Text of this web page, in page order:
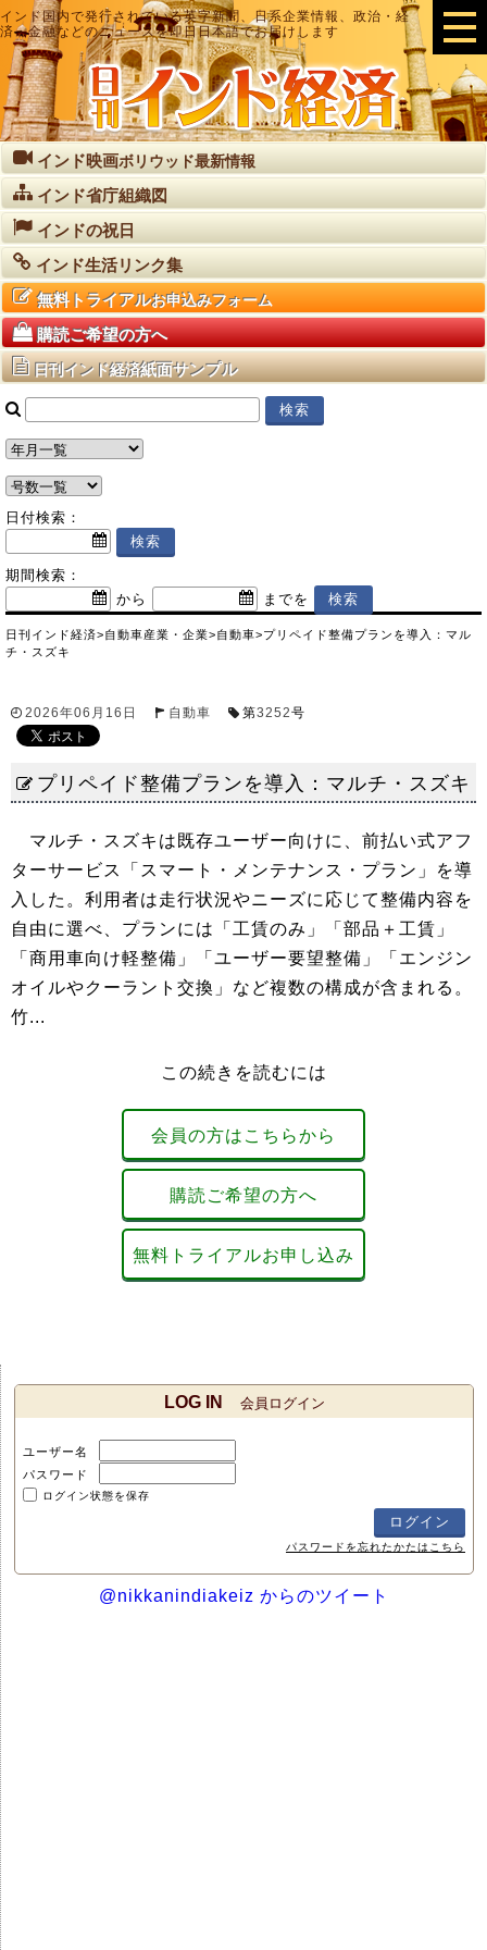
インド国内で発行されている英字新聞、日系企業情報、政治・経
済・金融などのニュースを即日日本語でお届けします
インド映画ボリウッド最新情報
インド省庁組織図
インドの祝日
インド生活リンク集
無料トライアルお申込みフォーム
購読ご希望の方へ
日刊インド経済紙面サンプル
日付検索：
期間検索：
から
までを
日刊インド経済>自動車産業・企業>自動車>プリペイド整備プランを導入：マル
チ・スズキ
2026年06月16日 自動車 第3252号
プリペイド整備プランを導入：マルチ・スズキ
マルチ・スズキは既存ユーザー向けに、前払い式アフ
ターサービス「スマート・メンテナンス・プラン」を導
入した。利用者は走行状況やニーズに応じて整備内容を
自由に選べ、プランには「工賃のみ」「部品＋工賃」
「商用車向け軽整備」「ユーザー要望整備」「エンジン
オイルやクーラント交換」など複数の構成が含まれる。
竹...
この続きを読むには
会員の方はこちらから
購読ご希望の方へ
無料トライアルお申し込み
LOG IN 会員ログイン
ユーザー名
パスワード
ログイン状態を保存
パスワードを忘れたかたはこちら
@nikkanindiakeiz からのツイート